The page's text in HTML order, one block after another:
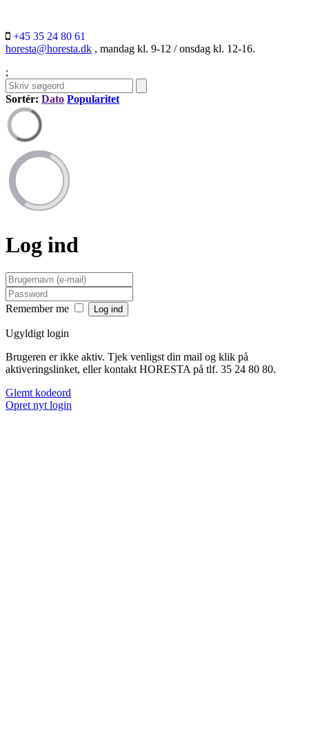
+45 35 24 80 61
horesta@horesta.dk , mandag kl. 9-12 / onsdag kl. 12-16.
;
Sortér: Dato Popularitet
Log ind
Remember me
Ugyldigt login
Brugeren er ikke aktiv. Tjek venligst din mail og klik på
aktiveringslinket, eller kontakt HORESTA på tlf. 35 24 80 80.
Glemt kodeord
Opret nyt login